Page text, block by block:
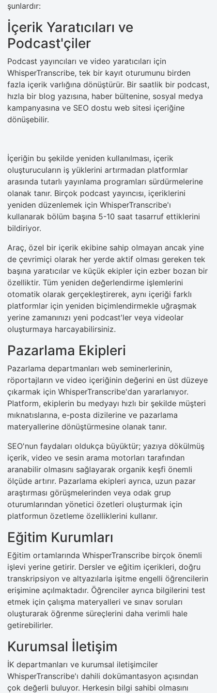
şunlardır:
İçerik Yaratıcıları ve
Podcast'çiler
Podcast yayıncıları ve video yaratıcıları için
WhisperTranscribe, tek bir kayıt oturumunu birden
fazla içerik varlığına dönüştürür. Bir saatlik bir podcast,
hızla bir blog yazısına, haber bültenine, sosyal medya
kampanyasına ve SEO dostu web sitesi içeriğine
dönüşebilir.
İçeriğin bu şekilde yeniden kullanılması, içerik
oluşturucuların iş yüklerini artırmadan platformlar
arasında tutarlı yayınlama programları sürdürmelerine
olanak tanır. Birçok podcast yayıncısı, içeriklerini
yeniden düzenlemek için WhisperTranscribe'ı
kullanarak bölüm başına 5-10 saat tasarruf ettiklerini
bildiriyor.
Araç, özel bir içerik ekibine sahip olmayan ancak yine
de çevrimiçi olarak her yerde aktif olması gereken tek
başına yaratıcılar ve küçük ekipler için ezber bozan bir
özelliktir. Tüm yeniden değerlendirme işlemlerini
otomatik olarak gerçekleştirerek, aynı içeriği farklı
platformlar için yeniden biçimlendirmekle uğraşmak
yerine zamanınızı yeni podcast'ler veya videolar
oluşturmaya harcayabilirsiniz.
Pazarlama Ekipleri
Pazarlama departmanları web seminerlerinin,
röportajların ve video içeriğinin değerini en üst düzeye
çıkarmak için WhisperTranscribe'dan yararlanıyor.
Platform, ekiplerin bu medyayı hızlı bir şekilde müşteri
mıknatıslarına, e-posta dizilerine ve pazarlama
materyallerine dönüştürmesine olanak tanır.
SEO'nun faydaları oldukça büyüktür; yazıya dökülmüş
içerik, video ve sesin arama motorları tarafından
aranabilir olmasını sağlayarak organik keşfi önemli
ölçüde artırır. Pazarlama ekipleri ayrıca, uzun pazar
araştırması görüşmelerinden veya odak grup
oturumlarından yönetici özetleri oluşturmak için
platformun özetleme özelliklerini kullanır.
Eğitim Kurumları
Eğitim ortamlarında WhisperTranscribe birçok önemli
işlevi yerine getirir. Dersler ve eğitim içerikleri, doğru
transkripsiyon ve altyazılarla işitme engelli öğrencilerin
erişimine açılmaktadır. Öğrenciler ayrıca bilgilerini test
etmek için çalışma materyalleri ve sınav soruları
oluşturarak öğrenme süreçlerini daha verimli hale
getirebilirler.
Kurumsal İletişim
İK departmanları ve kurumsal iletişimciler
WhisperTranscribe'ı dahili dokümantasyon açısından
çok değerli buluyor. Herkesin bilgi sahibi olmasını